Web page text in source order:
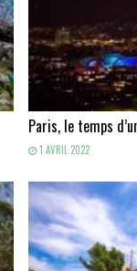
Paris, le temps
1 AVRIL 2022